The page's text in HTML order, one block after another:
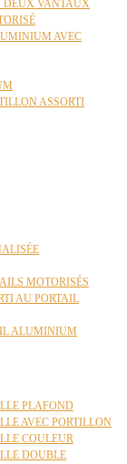
DEUX VANTAUX
AVEC
ASSORTI
MOTORISÉS
AU PORTAIL
ALUMINIUM
PLAFOND
AVEC PORTILLON
COULEUR
DOUBLE